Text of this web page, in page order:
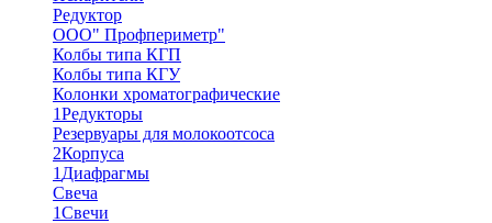
Редуктор
ООО" Профпериметр"
Колбы типа КГП
Колбы типа КГУ
Колонки хроматографические
1Редукторы
Резервуары для молокоотсоса
2Корпуса
1 Диафрагмы
Свеча
1Свечи